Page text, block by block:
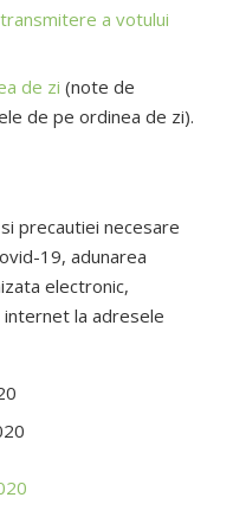
a votului
de zi (note de
de pe ordinea de zi).
precautiei necesare
19, adunarea
electronic,
la adresele